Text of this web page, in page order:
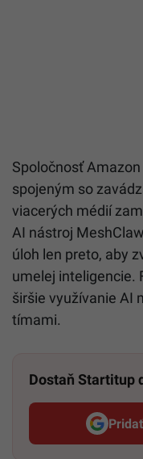
SpoločnosťAmazon
spojeným so
viacerých médií
AI nástroj
úloh len preto, aby
umelej inteligencie.
širšie využívanie AI
tímami.
Dostaň Startitup